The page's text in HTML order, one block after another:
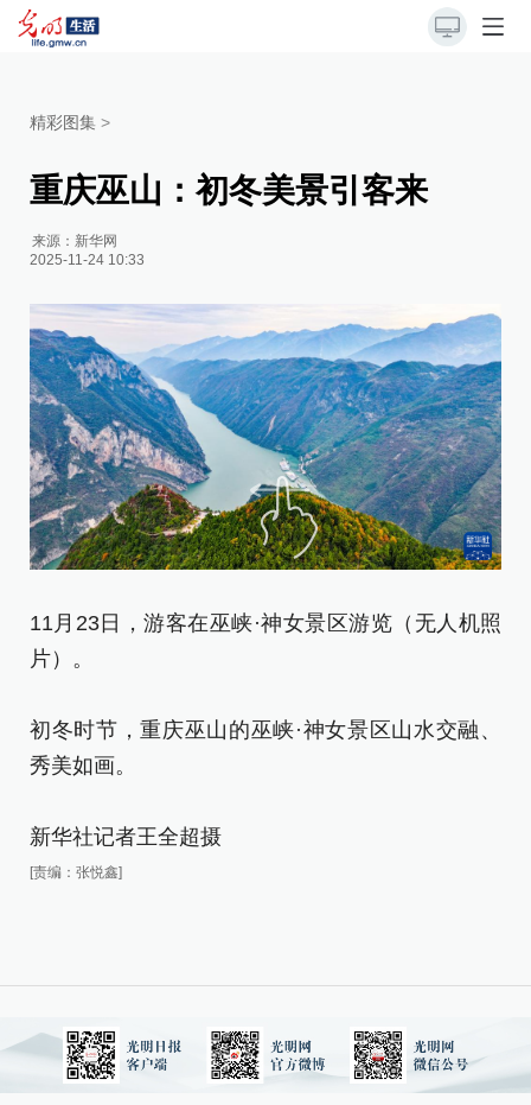
精彩图集 >
重庆巫山：初冬美景引客来
来源： 新华网
2025-11-24 10:33
11月23日，游客在巫峡·神女景区游览（无人机照
片）。
初冬时节，重庆巫山的巫峡·神女景区山水交融、
秀美如画。
新华社记者王全超摄
[责编：张悦鑫]